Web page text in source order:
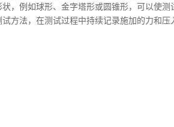
，例如球形、金字塔形或圆锥形，可以使测
方法，在测试过程中持续记录施加的力和压